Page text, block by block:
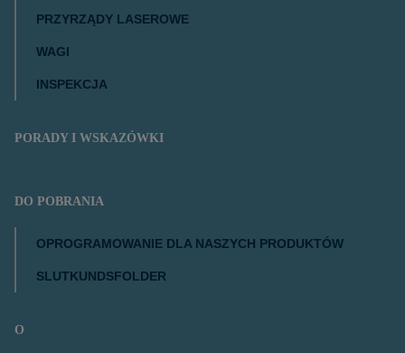
PRZYRZĄDY LASEROWE
WAGI
INSPEKCJA
PORADY I WSKAZÓWKI
DO POBRANIA
OPROGRAMOWANIE DLA NASZYCH PRODUKTÓW
SLUTKUNDSFOLDER
O